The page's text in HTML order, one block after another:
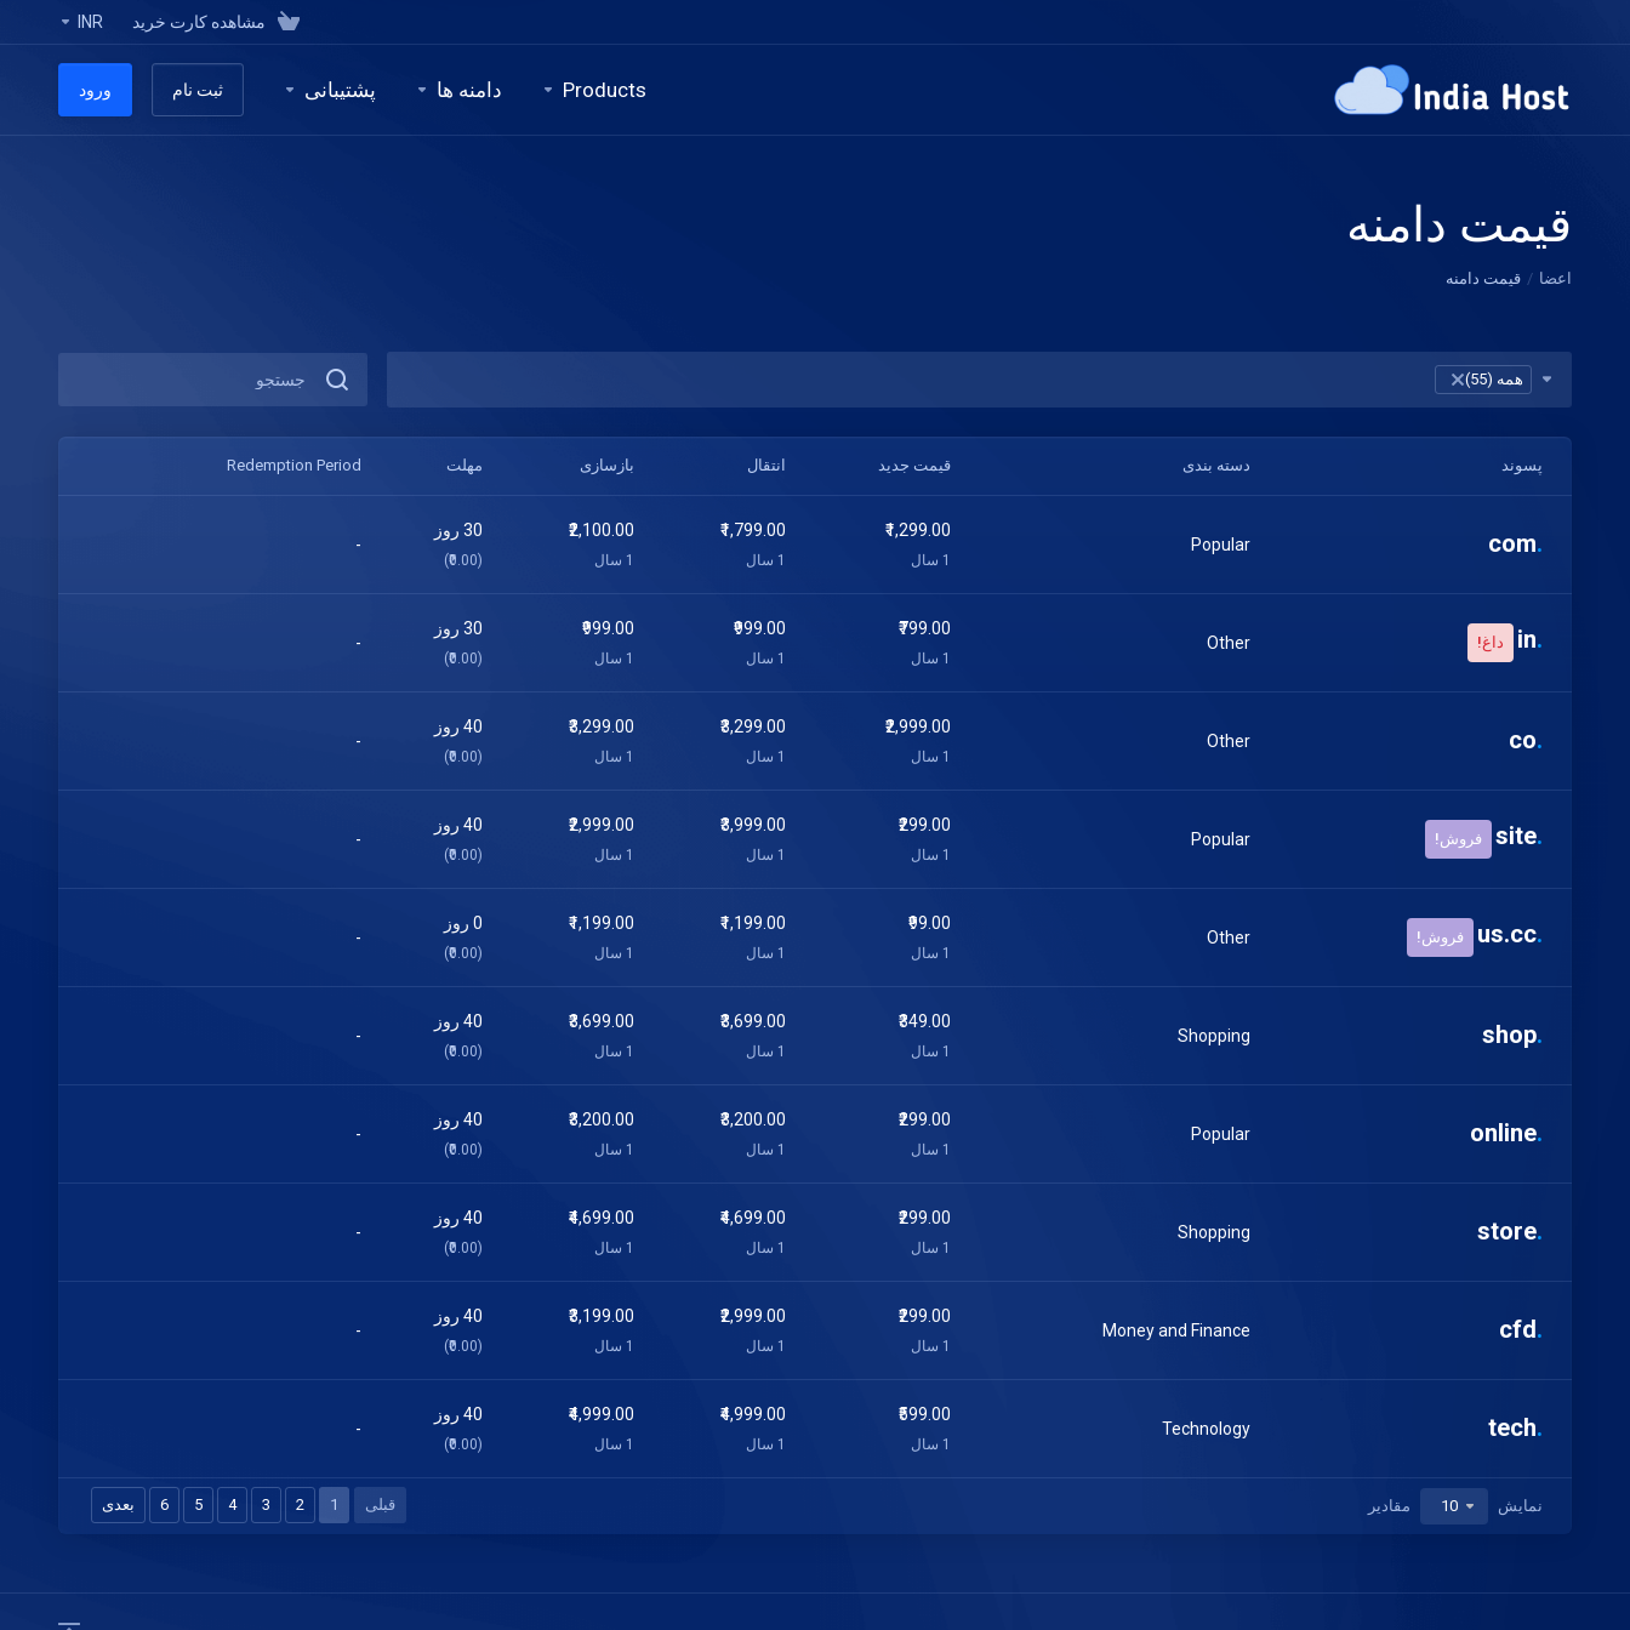
مشاهده کارت خرید INR
Products دامنه ها پشتیبانی ثبت نام ورود
قیمت دامنه
اعضا قیمت دامنه
همه (55) ×
پسوند دسته بندی قیمت جدید انتقال بازسازی مهلت Redemption Period
.
com
Popular
₹1,299.00
1 سال
₹1,799.00
1 سال
₹2,100.00
1 سال
30 روز
(₹0.00)
-
.
in داغ! Other
₹799.00
1 سال
₹999.00
1 سال
₹999.00
1 سال
30 روز
(₹0.00)
-
.
co
Other
₹2,999.00
1 سال
₹3,299.00
1 سال
₹3,299.00
1 سال
40 روز
(₹0.00)
-
.
site فروش! Popular
₹299.00
1 سال
₹3,999.00
1 سال
₹2,999.00
1 سال
40 روز
(₹0.00)
-
.
us.cc فروش! Other
₹99.00
1 سال
₹1,199.00
1 سال
₹1,199.00
1 سال
0 روز
(₹0.00)
-
.
shop
Shopping
₹349.00
1 سال
₹3,699.00
1 سال
₹3,699.00
1 سال
40 روز
(₹0.00)
-
.
online
Popular
₹299.00
1 سال
₹3,200.00
1 سال
₹3,200.00
1 سال
40 روز
(₹0.00)
-
.
store
Shopping
₹299.00
1 سال
₹4,699.00
1 سال
₹4,699.00
1 سال
40 روز
(₹0.00)
-
.
cfd
Money and Finance
₹299.00
1 سال
₹2,999.00
1 سال
₹3,199.00
1 سال
40 روز
(₹0.00)
-
.
tech
Technology
₹599.00
1 سال
₹4,999.00
1 سال
₹4,999.00
1 سال
40 روز
(₹0.00)
-
قبلی 1
2
3
4
5
6 بعدی نمایش مقادیر